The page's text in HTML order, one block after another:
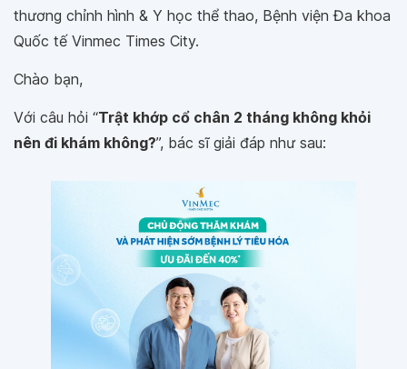
thương chỉnh hình & Y học thể thao, Bệnh viện Đa khoa
Quốc tế Vinmec Times City.
Chào bạn,
Với câu hỏi “Trật khớp cổ chân 2 tháng không khỏi
nên đi khám không?”, bác sĩ giải đáp như sau: